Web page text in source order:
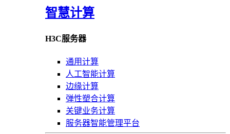
智慧计算
H3C服务器
通用计算
人工智能计算
边缘计算
弹性塑合计算
关键业务计算
服务器智能管理平台